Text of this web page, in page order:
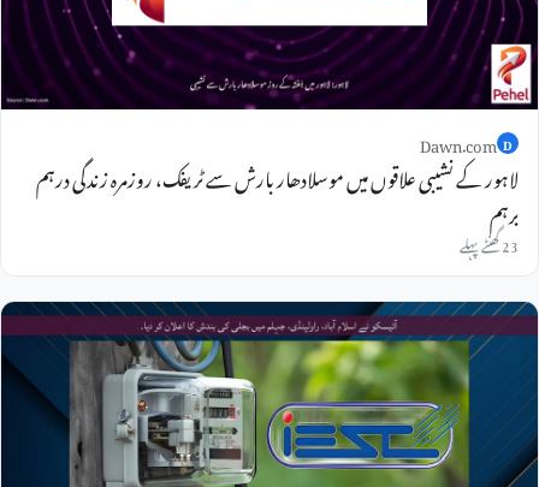
D
Dawn.com
لاہور کے نشیبی علاقوں میں موسلادھار بارش سے ٹریفک، روزمرہ زندگی درہم
برہم
23 گھنٹے پہلے